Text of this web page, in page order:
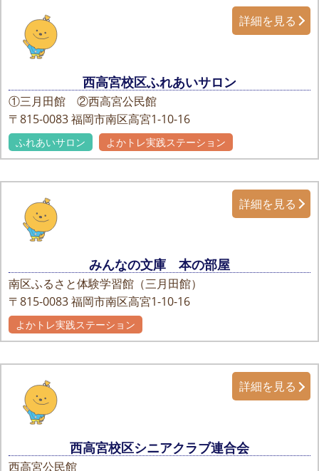
西高宮校区ふれあいサロン
①三月田館 ②西高宮公民館
〒815-0083福岡市南区高宮1-10-16
詳細を見る
ふれあいサロン よかトレ実践ステーション
みんなの文庫 本の部屋
南区ふるさと体験学習館（三月田館）
〒815-0083福岡市南区高宮1-10-16
詳細を見る
よかトレ実践ステーション
西高宮校区シニアクラブ連合会
西高宮公民館
詳細を見る